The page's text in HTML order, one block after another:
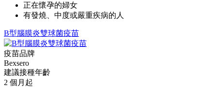
正在懷孕的婦女
有發燒、中度或嚴重疾病的人
B型腦膜炎雙球菌疫苗
疫苗品牌
Bexsero
建議接種年齡
2 個月起